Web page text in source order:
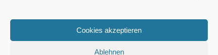
Cookies akzeptieren
Ablehnen